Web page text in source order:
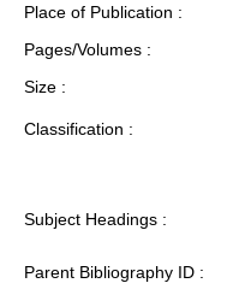
Place of Publication
Pages/Volumes
Size
Classification
Subject Headings
Parent Bibliography ID